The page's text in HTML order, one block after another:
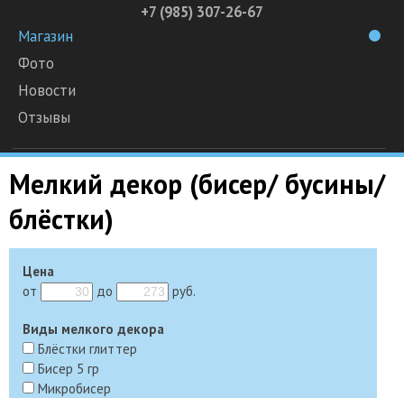
+7 (985) 307-26-67
Магазин
Фото
Новости
Отзывы
Мелкий декор (бисер/ бусины/
блёстки)
Цена
от
до руб.
Виды мелкого декора
Блёстки глиттер
Бисер 5 гр
Микробисер